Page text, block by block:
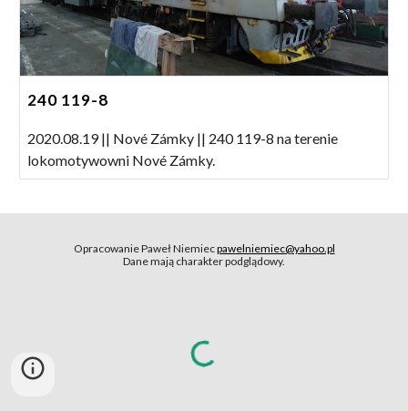
240 119-8
2020.08.19 || Nové Zámky || 240 119-8 na terenie
lokomotywowni Nové Zámky.
Opracowanie Paweł Niemiecpawelniemiec@yahoo.pl
Dane mają charakter podglądowy.